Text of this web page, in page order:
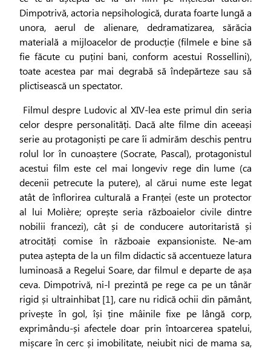
Dimpotrivă, actoria nepsihologică, durata foarte lungă a
unora, aerul de alienare, dedramatizarea, sărăcia
materială a mijloacelor de producție (filmele e bine să
fie făcute cu puțini bani, conform acestui Rossellini),
toate acestea par mai degrabă să îndepărteze sau să
plictisească un spectator.
Filmul despre Ludovic al XIV-lea este primul din seria
celor despre personalități. Dacă alte filme din aceeași
serie au protagoniști pe care îi admirăm deschis pentru
rolul lor în cunoaștere (Socrate, Pascal), protagonistul
acestui film este cel mai longeviv rege din lume (ca
decenii petrecute la putere), al cărui nume este legat
atât de înflorirea culturală a Franței (este un protector
al lui Molière; oprește seria războaielor civile dintre
nobilii francezi), cât și de conducere autoritaristă și
atrocități comise în războaie expansioniste. Ne-am
putea aștepta de la un film didactic să accentueze latura
luminoasă a Regelui Soare, dar filmul e departe de așa
ceva. Dimpotrivă, ni-l prezintă pe rege ca pe un tânăr
rigid și ultrainhibat [1], care nu ridică ochii din pământ,
privește în gol, își ține mâinile fixe pe lângă corp,
exprimându-și afectele doar prin întoarcerea spatelui,
mișcare în cerc și imobilitate, neiubit nici de mama sa,